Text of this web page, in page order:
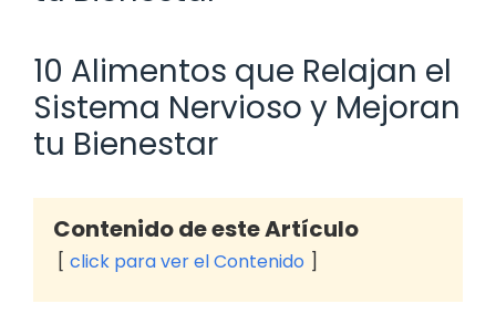
10 Alimentos que Relajan el
Sistema Nervioso y Mejoran
tu Bienestar
Contenido de este Artículo
click para ver el Contenido